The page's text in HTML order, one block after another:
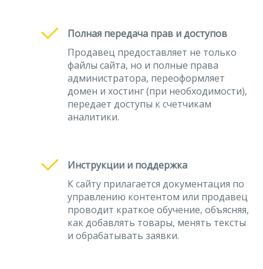
Полная передача прав и доступов
Продавец предоставляет не только
файлы сайта, но и полные права
администратора, переоформляет
домен и хостинг (при необходимости),
передает доступы к счетчикам
аналитики.
Инструкции и поддержка
К сайту прилагается документация по
управлению контентом или продавец
проводит краткое обучение, объясняя,
как добавлять товары, менять тексты
и обрабатывать заявки.